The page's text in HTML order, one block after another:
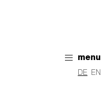
menu
DE EN